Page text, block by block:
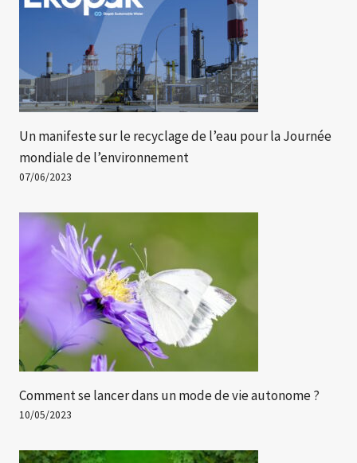
Un manifeste sur le recyclage de l’eau pour la Journée
mondiale de l’environnement
07/06/2023
Comment se lancer dans un mode de vie autonome ?
10/05/2023